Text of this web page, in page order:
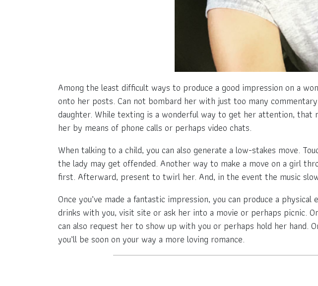
Among the least difficult ways to produce a good impression on a
onto her posts. Can not bombard her with just too many
daughter. While texting is a wonderful way to get her attention, that
her by means of phone calls or perhaps video chats.
When talking to a child, you can also generate a low-stakes move.
the lady may get offended. Another way to make a move on a girl
first. Afterward, present to twirl her. And, in the event the music
Once you’ve made a fantastic impression, you can produce a
drinks with you, visit site or ask her into a movie or perhaps picnic.
can also request her to show up with you or perhaps hold her hand.
you’ll be soon on your way a more loving romance.